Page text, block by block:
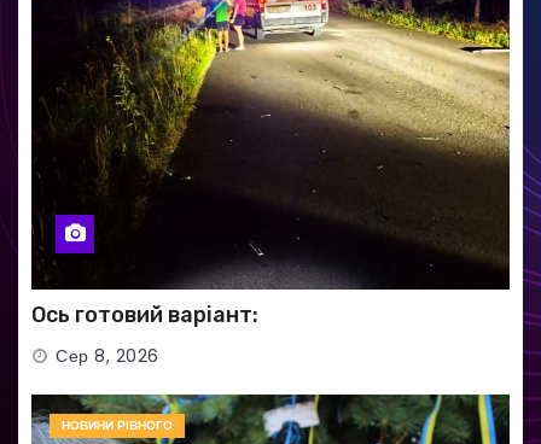
Ось готовий варіант:
Сер 8, 2026
НОВИНИ РІВНОГО